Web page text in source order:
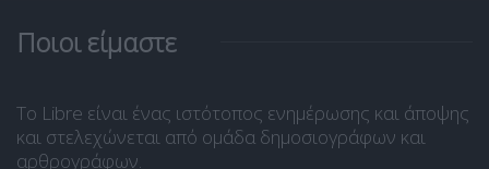
Ποιοι είμαστε
Το Libre είναι ένας ιστότοπος ενημέρωσης και άποψης
και στελεχώνεται από ομάδα δημοσιογράφων και
αρθρογράφων.